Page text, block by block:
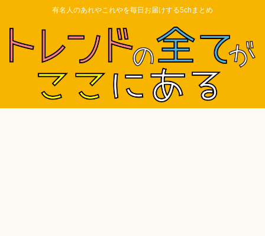
有名人のあれやこれやを毎日お届けする5chまとめ